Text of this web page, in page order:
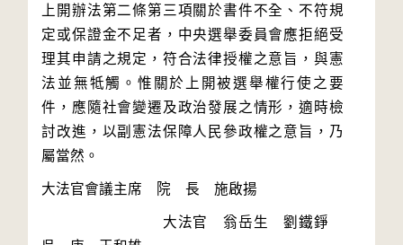
上開辦法第二條第三項關於書件不全、不符規
定或保證金不足者，中央選舉委員會應拒絕受
理其申請之規定，符合法律授權之意旨，與憲
法並無牴觸。惟關於上開被選舉權行使之要
件，應隨社會變遷及政治發展之情形，適時檢
討改進，以副憲法保障人民參政權之意旨，乃
大法官　翁岳生　劉鐵錚